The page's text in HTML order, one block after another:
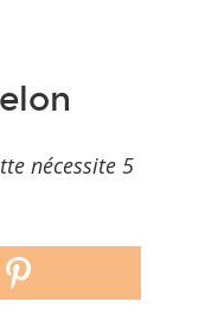
nécessite 5